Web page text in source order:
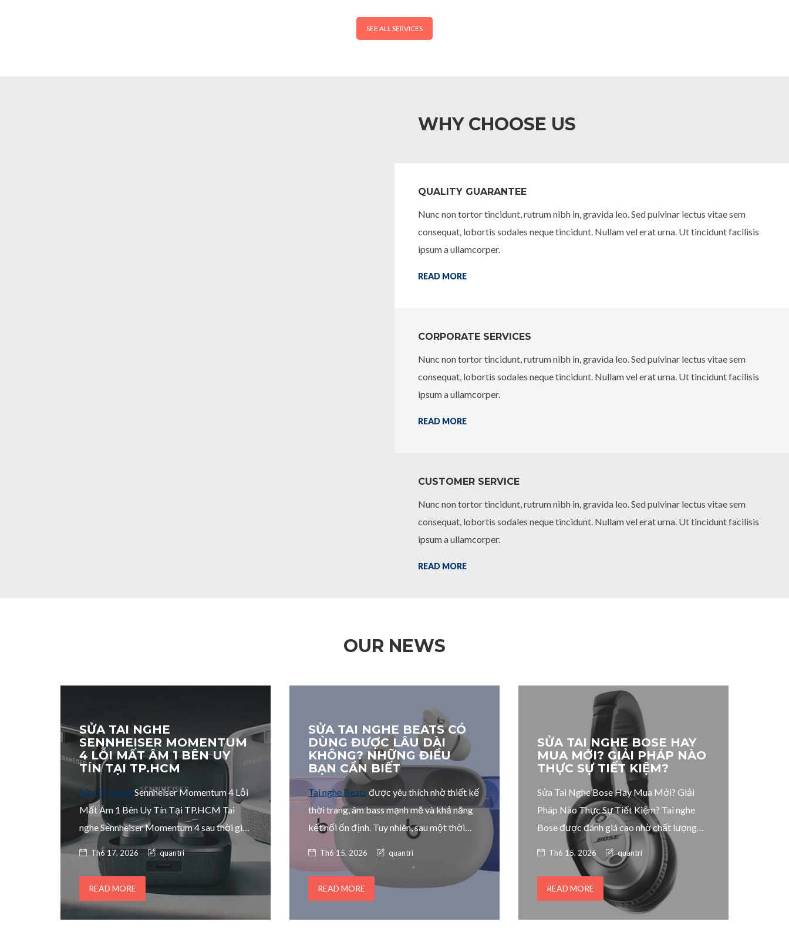
SEE ALL SERVICES
WHY CHOOSE US
QUALITY GUARANTEE
Nunc non tortor tincidunt, rutrum nibh in, gravida leo. Sed pulvinar lectus vitae sem
consequat, lobortis sodales neque tincidunt. Nullam vel erat urna. Ut tincidunt facilisis
ipsum a ullamcorper.
READ MORE
CORPORATE SERVICES
Nunc non tortor tincidunt, rutrum nibh in, gravida leo. Sed pulvinar lectus vitae sem
consequat, lobortis sodales neque tincidunt. Nullam vel erat urna. Ut tincidunt facilisis
ipsum a ullamcorper.
READ MORE
CUSTOMER SERVICE
Nunc non tortor tincidunt, rutrum nibh in, gravida leo. Sed pulvinar lectus vitae sem
consequat, lobortis sodales neque tincidunt. Nullam vel erat urna. Ut tincidunt facilisis
ipsum a ullamcorper.
READ MORE
OUR NEWS
SỬA TAI NGHE
SENNHEISER MOMENTUM
4 LỖI MẤT ÂM 1 BÊN UY
TÍN TẠI TP.HCM
Sửa Tai NgheSennheiser Momentum 4 Lỗi
Mất Âm 1 Bên Uy Tín Tại TP.HCM Tai
nghe Sennheiser Momentum 4 sau thời gian
sử dụng có thể gặp tình trạng mất âm 1
bên, âm thanh chập chờn, lúc nghe được lúc
không hoặc mất tiếng hoàn toàn. Nguyên
nhân thường đến từ đứt dây […]
Posted on
Th6 17, 2026 Author:quantri
READ MORE
SỬA TAI NGHE BEATS CÓ
DÙNG ĐƯỢC LÂU DÀI
KHÔNG? NHỮNG ĐIỀU
BẠN CẦN BIẾT
Tai nghe Beats được yêu thích nhờ thiết kế
thời trang, âm bass mạnh mẽ và khả năng
kết nối ổn định. Tuy nhiên, sau một thời
gian sử dụng, thiết bị có thể gặp các lỗi
như mất tiếng một bên, không nhận sạc,
nhanh hết pin hoặc kết nối Bluetooth chập
Posted on
Th6 15, 2026 Author:quantri
READ MORE
SỬA TAI NGHE BOSE HAY
MUA MỚI? GIẢI PHÁP NÀO
THỰC SỰ TIẾT KIỆM?
Sửa Tai Nghe Bose Hay Mua Mới? Giải
Pháp Nào Thực Sự Tiết Kiệm? Tai nghe
Bose được đánh giá cao nhờ chất lượng
âm thanh vượt trội, thiết kế cao cấp và độ
bền ấn tượng. Tuy nhiên, sau một thời gian
sử dụng, thiết bị có thể gặp các vấn đề như
Posted on
Th6 15, 2026 Author:quantri
READ MORE